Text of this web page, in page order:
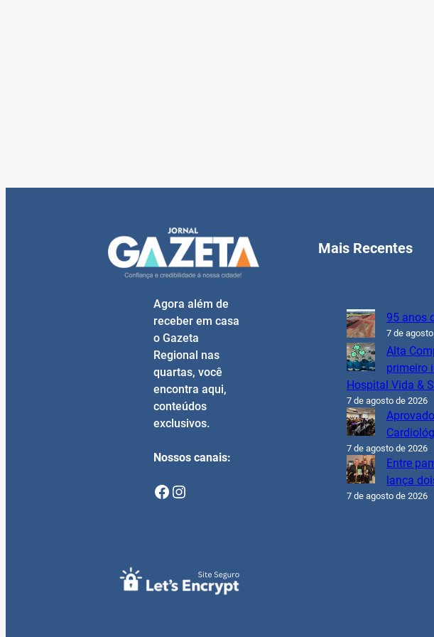
Agora além de
receber em casa
o Gazeta
Regional nas
quartas, você
encontra aqui,
conteúdos
exclusivos.
Nossos canais:
Facebook Instagram
Mais Recentes
95 anos
7 de
Alta
primeiro
Hospital Vida &
7 de agosto de 2026
7 de agosto de 2026
Entre
lança
7 de agosto de 2026